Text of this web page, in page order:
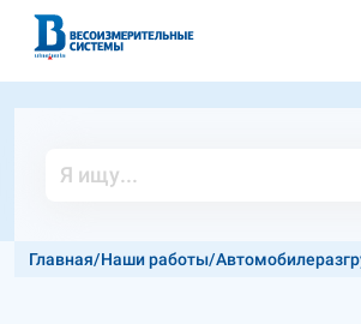
Главная/Наши работы/